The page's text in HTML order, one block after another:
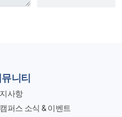
니티
사항
퍼스 소식 & 이벤트